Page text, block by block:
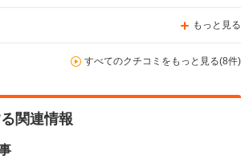
ドア派の方ならばこの車の良い所を100%引き出せる
はないかな？と思われます！
もっと見る
すべてのクチコミをもっと見る(8件)
関連情報